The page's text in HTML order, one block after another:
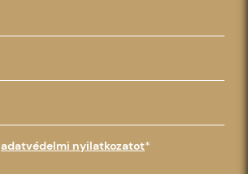
adatvédelmi nyilatkozatot*